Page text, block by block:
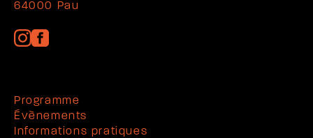
64000 Pau
Programme
Évènements
Informations pratiques